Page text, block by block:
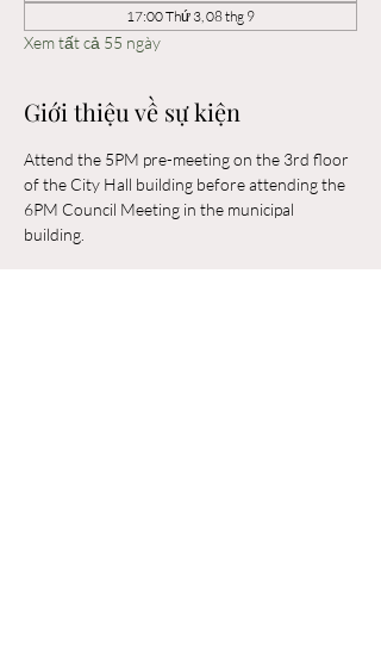
17:00 Thứ 3, 08 thg 9
Xem tất cả 55 ngày
Giới thiệu về sự kiện
Attend the 5PM pre-meeting on the 3rd floor
of the City Hall building before attending the
6PM Council Meeting in the municipal
building.